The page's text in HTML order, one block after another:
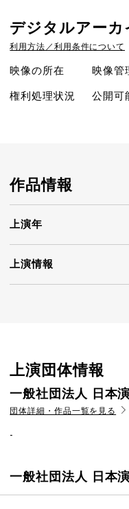
デジタルアーカ
利用方法／利用条件について
映像の所在
映像管
権利処理状況
公開可
作品情報
上演年
上演情報
上演団体情報
一般社団法人 日本
団体詳細・作品一覧を見る
-
一般社団法人 日本